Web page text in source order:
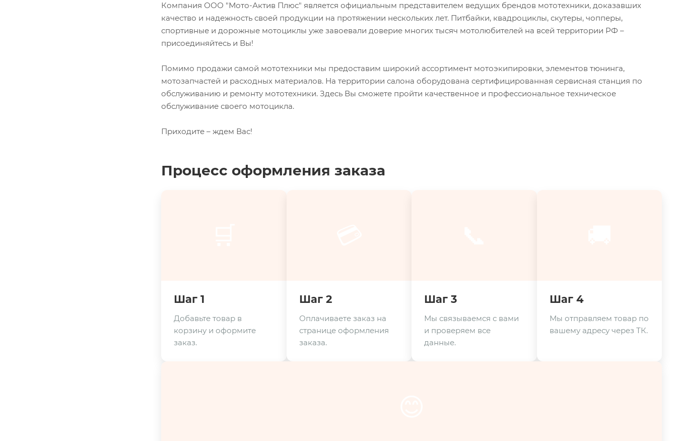
Компания ООО "Мото-Актив Плюс" является официальным представителем ведущих брендов мототехники, доказавших
качество и надежность своей продукции на протяжении нескольких лет. Питбайки, квадроциклы, скутеры, чопперы,
спортивные и дорожные мотоциклы уже завоевали доверие многих тысяч мотолюбителей на всей территории РФ –
присоединяйтесь и Вы!
Помимо продажи самой мототехники мы предоставим широкий ассортимент мотоэкипировки, элементов тюнинга,
мотозапчастей и расходных материалов. На территории салона оборудована сертифицированная сервисная станция по
обслуживанию и ремонту мототехники. Здесь Вы сможете пройти качественное и профессиональное техническое
обслуживание своего мотоцикла.
Приходите – ждем Вас!
Процесс оформления заказа
Шаг 1
Добавьте товар в
корзину и оформите
заказ.
Шаг 2
Оплачиваете заказ на
странице оформления
заказа.
Шаг 3
Мы связываемся с вами
и проверяем все
данные.
Шаг 4
Мы отправляем товар по
вашему адресу через ТК.